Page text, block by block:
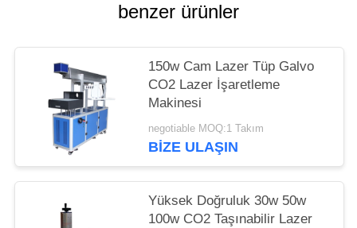
benzer ürünler
150w Cam Lazer Tüp Galvo
CO2 Lazer İşaretleme
Makinesi
negotiable MOQ:1 Takım
BIZE ULAŞIN
Yüksek Doğruluk 30w 50w
100w CO2 Taşınabilir Lazer